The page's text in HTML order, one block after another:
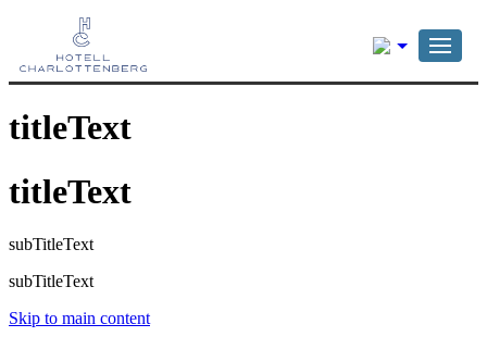
Svenska
titleText
titleText
subTitleText
subTitleText
Skip to main content